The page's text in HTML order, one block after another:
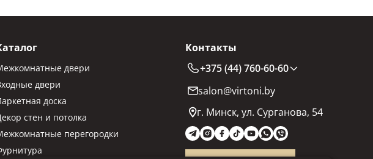
двери
двери
доска
стен и потолка
перегородки
Контакты
+375 (44) 760-60-60
salon@virtoni.by
г. Минск, ул. Сурганова, 54